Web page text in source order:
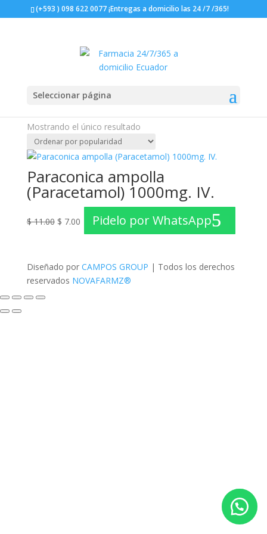
(+593 ) 098 622 0077 ¡Entregas a domicilio las 24 /7 /365!
Seleccionar página
Inicio / Productos etiquetados “paraconica”
paraconica
Mostrando el único resultado
Paraconica ampolla
(Paracetamol) 1000mg. IV.
$11.00 precio
$ 11.00.
$ 7.00precio
$ 7.00.
Pidelo por WhatsApp
Diseñado por CAMPOS GROUP | Todos los derechos
reservados NOVAFARMZ®